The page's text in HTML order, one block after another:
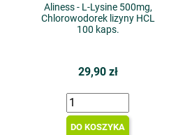
Aliness - L-Lysine 500mg,
Chlorowodorek lizyny HCL
100 kaps.
29,90 zł
DO KOSZYKA